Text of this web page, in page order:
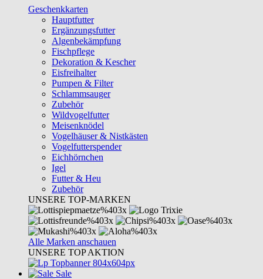
Geschenkkarten
Hauptfutter
Ergänzungsfutter
Algenbekämpfung
Fischpflege
Dekoration & Kescher
Eisfreihalter
Pumpen & Filter
Schlammsauger
Zubehör
Wildvogelfutter
Meisenknödel
Vogelhäuser & Nistkästen
Vogelfutterspender
Eichhörnchen
Igel
Futter & Heu
Zubehör
UNSERE TOP-MARKEN
Alle Marken anschauen
UNSERE TOP AKTION
Sale